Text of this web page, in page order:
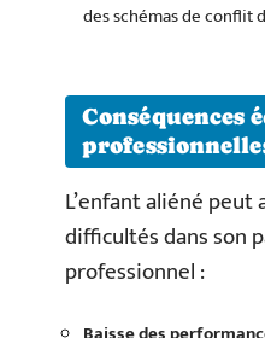
des schémas de conflit
Conséquences
L’enfant aliéné peut
difficultés dans son
professionnel :